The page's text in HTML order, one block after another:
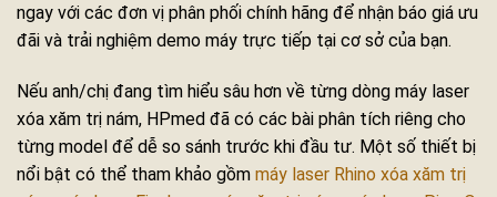
ngay với các đơn vị phân phối chính hãng để nhận báo giá ưu
đãi và trải nghiệm demo máy trực tiếp tại cơ sở của bạn.
Nếu anh/chị đang tìm hiểu sâu hơn về từng dòng máy laser
xóa xăm trị nám, HPmed đã có các bài phân tích riêng cho
từng model để dễ so sánh trước khi đầu tư. Một số thiết bị
nổi bật có thể tham khảo gồm máy laser Rhino xóa xăm trị